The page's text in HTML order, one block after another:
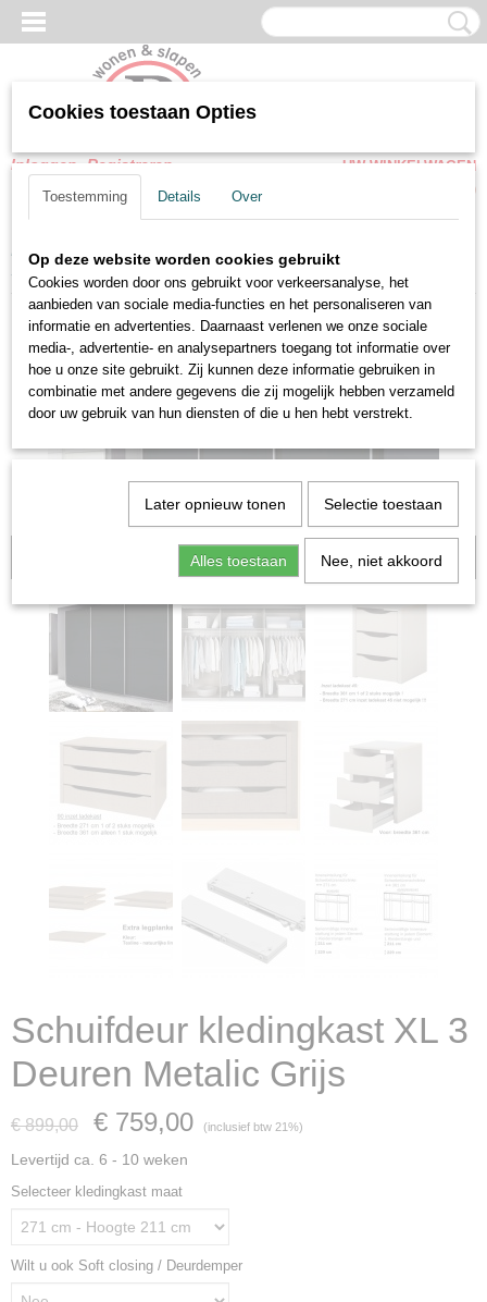
Inloggen Registreren
UW WINKELWAGEN
(0)
Home > Slaapkamer meubel Kledingkasten >
Schuifdeur kledingkast XL 3 Deuren Metalic Grijs
Aanbieding!
Schuifdeur kledingkast XL 3
Deuren Metalic Grijs
€ 899,00 € 759,00 (inclusief btw 21%)
Levertijd ca. 6 - 10 weken
Selecteer kledingkast maat
Wilt u ook Soft closing / Deurdemper
Cookies toestaan Opties
Toestemming Details Over
Op deze website worden cookies gebruikt
Cookies worden door ons gebruikt voor verkeersanalyse, het
aanbieden van sociale media-functies en het personaliseren van
informatie en advertenties. Daarnaast verlenen we onze sociale
media-, advertentie- en analysepartners toegang tot informatie over
hoe u onze site gebruikt. Zij kunnen deze informatie gebruiken in
combinatie met andere gegevens die zij mogelijk hebben verzameld
door uw gebruik van hun diensten of die u hen hebt verstrekt.
Later opnieuw tonen Selectie toestaan
Alles toestaan Nee, niet akkoord